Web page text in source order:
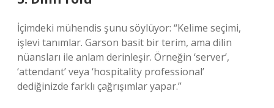
İçimdeki mühendis şunu söylüyor: “Kelime seçimi,
işlevi tanımlar. Garson basit bir terim, ama dilin
nüansları ile anlam derinleşir. Örneğin ‘server’,
‘attendant’ veya ‘hospitality professional’
dediğinizde farklı çağrışımlar yapar.”